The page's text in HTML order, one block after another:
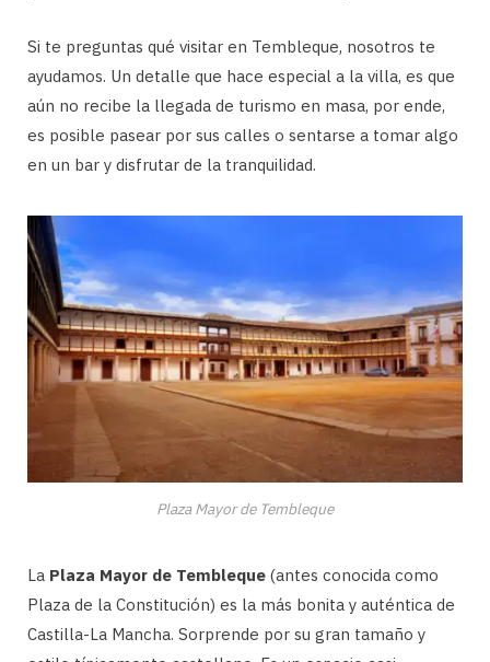
Si te preguntas qué visitar en Tembleque, nosotros te
ayudamos. Un detalle que hace especial a la villa, es que
aún no recibe la llegada de turismo en masa, por ende,
es posible pasear por sus calles o sentarse a tomar algo
en un bar y disfrutar de la tranquilidad.
Plaza Mayor de Tembleque
La Plaza Mayor de Tembleque (antes conocida como
Plaza de la Constitución) es la más bonita y auténtica de
Castilla-La Mancha. Sorprende por su gran tamaño y